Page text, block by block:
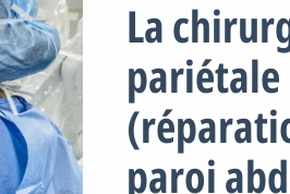
La
pariétale
paroi